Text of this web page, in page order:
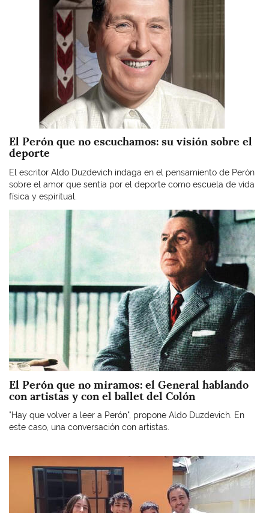
El Perón que no escuchamos: su visión sobre el
deporte
El escritor Aldo Duzdevich indaga en el pensamiento de Perón
sobre el amor que sentía por el deporte como escuela de vida
física y espiritual.
El Perón que no miramos: el General hablando
con artistas y con el ballet del Colón
"Hay que volver a leer a Perón", propone Aldo Duzdevich. En
este caso, una conversación con artistas.